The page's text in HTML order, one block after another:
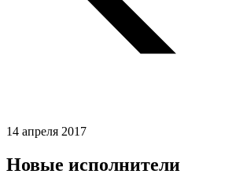
14 апреля 2017
Новые исполнители